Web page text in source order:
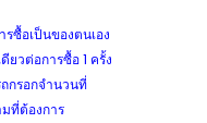
ซื้อเป็นของตนเอง
ยวต่อการซื้อ 1 ครั้ง
กรอกจำนวนที่
ที่ต้องการ